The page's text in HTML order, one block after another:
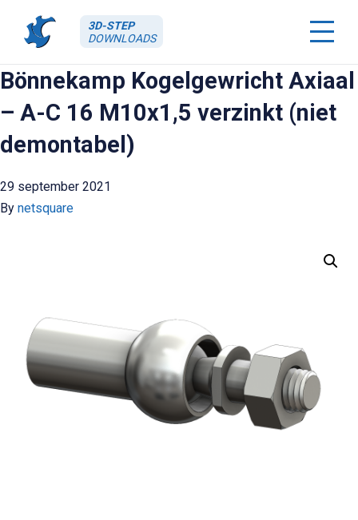
3D-STEP
DOWNLOADS
Bönnekamp Kogelgewricht Axiaal
– A-C 16 M10x1,5 verzinkt (niet
demontabel)
29 september 2021
By netsquare